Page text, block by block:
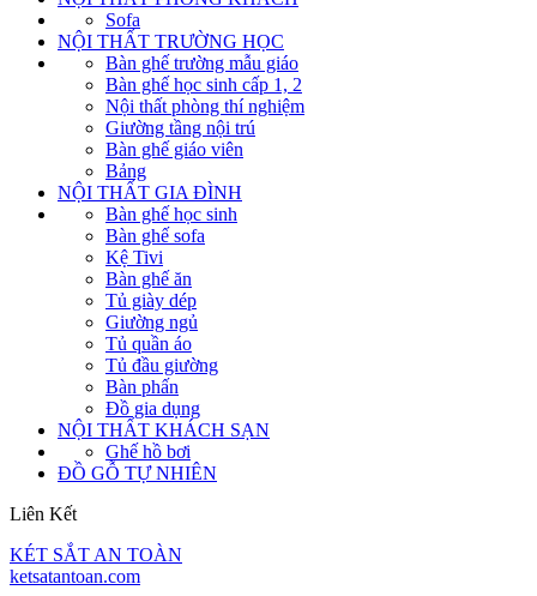
Sofa
NỘI THẤT TRƯỜNG HỌC
Bàn ghế trường mẫu giáo
Bàn ghế học sinh cấp 1, 2
Nội thất phòng thí nghiệm
Giường tầng nội trú
Bàn ghế giáo viên
Bảng
NỘI THẤT GIA ĐÌNH
Bàn ghế học sinh
Bàn ghế sofa
Kệ Tivi
Bàn ghế ăn
Tủ giày dép
Giường ngủ
Tủ quần áo
Tủ đầu giường
Bàn phấn
Đồ gia dụng
NỘI THẤT KHÁCH SẠN
Ghế hồ bơi
ĐỒ GỖ TỰ NHIÊN
Liên Kết
KÉT SẮT AN TOÀN
ketsatantoan.com